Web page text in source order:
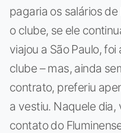
pagaria os salários
o clube, se ele
viajou a São Paulo,
clube – mas, ainda
contrato, preferiu
a vestiu. Naquele dia,
contato do